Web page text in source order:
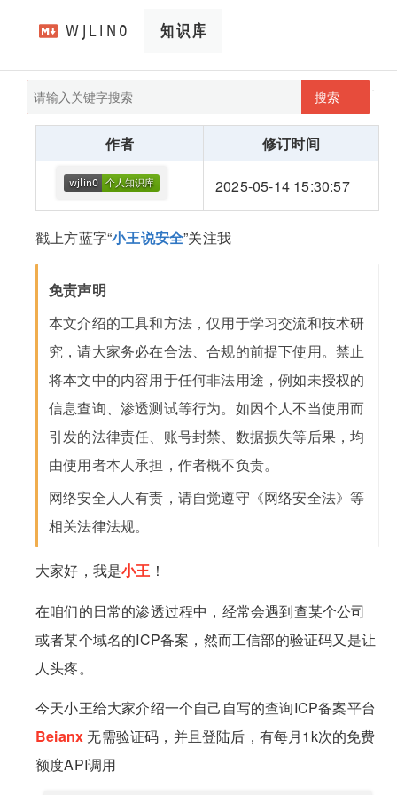
搜索
pathScan
wjlin0's blog
作者 修订时间
2025-05-14 15:30:57
戳上方蓝字“小王说安全”关注我
免责声明
本文介绍的工具和方法，仅用于学习交流和技术研
究，请大家务必在合法、合规的前提下使用。禁止
将本文中的内容用于任何非法用途，例如未授权的
信息查询、渗透测试等行为。如因个人不当使用而
引发的法律责任、账号封禁、数据损失等后果，均
由使用者本人承担，作者概不负责。
网络安全人人有责，请自觉遵守《网络安全法》等
相关法律法规。
大家好，我是小王 ！
在咱们的日常的渗透过程中，经常会遇到查某个公司
或者某个域名的ICP备案，然而工信部的验证码又是让
人头疼。
今天小王给大家介绍一个自己自写的查询ICP备案平台
Beianx无需验证码，并且登陆后，有每月1k次的免费
额度API调用